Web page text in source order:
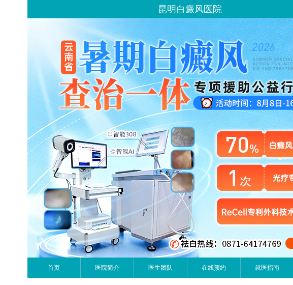
昆明白癜风医院
首页 医院简介 医生团队 在线预约 就医指南